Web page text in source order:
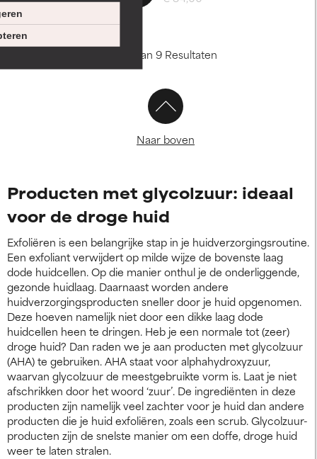
Toon 1 - 9 van 9 Resultaten
Naar boven
Producten met glycolzuur: ideaal
voor de droge huid
Exfoliëren is een belangrijke stap in je huidverzorgingsroutine.
Een exfoliant verwijdert op milde wijze de bovenste laag
dode huidcellen. Op die manier onthul je de onderliggende,
gezonde huidlaag. Daarnaast worden andere
huidverzorgingsproducten sneller door je huid opgenomen.
Deze hoeven namelijk niet door een dikke laag dode
huidcellen heen te dringen. Heb je een normale tot (zeer)
droge huid? Dan raden we je aan producten met glycolzuur
(AHA) te gebruiken. AHA staat voor alphahydroxyzuur,
waarvan glycolzuur de meestgebruikte vorm is. Laat je niet
afschrikken door het woord ‘zuur’. De ingrediënten in deze
producten zijn namelijk veel zachter voor je huid dan andere
producten die je huid exfoliëren, zoals een scrub. Glycolzuur-
producten zijn de snelste manier om een doffe, droge huid
weer te laten stralen.